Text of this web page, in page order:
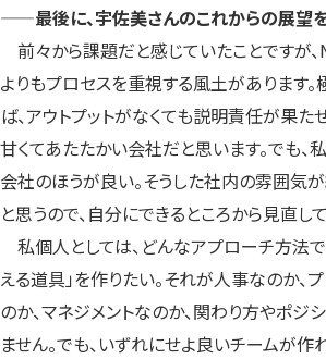
——最後に、宇佐美さんのこれからの展望を
前々から課題だと感じていたことですが、
よりもプロセスを重視する風土があります
ば、アウトプットがなくても説明責任が果
甘くてあたたかい会社だと思います。でも、
会社のほうが良い。そうした社内の雰囲気
と思うので、自分にできるところから見直し
私個人としては、どんなアプローチ方法
える道具」を作りたい。それが人事なのか、
のか、マネジメントなのか、関わり方やポジ
ません。でも、いずれにせよ良いチームが